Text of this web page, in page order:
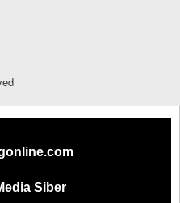
Siber